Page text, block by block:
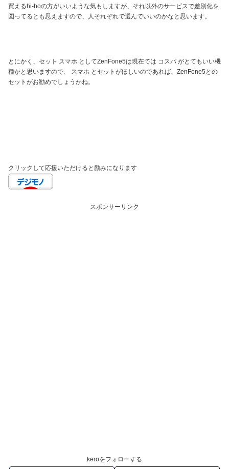
買えるhi-hoの方がいいような気もしますが、それ以外のサービスで差別化を
図ってるとも思えますので、人それぞれで選んでいいのかなと思います。
とにかく、セット スマホ としてZenFone5は現在では コスパ がとてもいい機
種かと思いますので、 スマホ とセットがほしいのであれば、ZenFone5との
セットがお勧めでしょうかね。
クリックして応援いただけると励みになります
スポンサーリンク
keroをフォローする